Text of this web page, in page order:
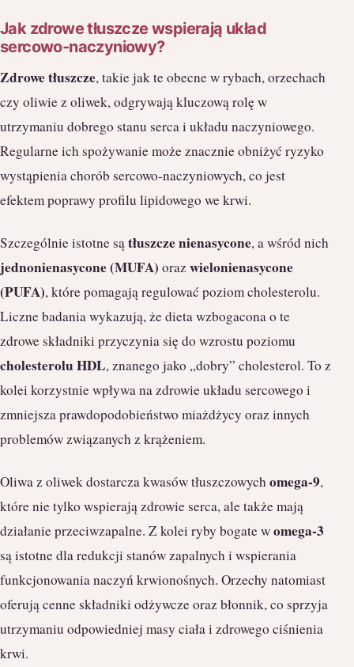
Jak zdrowe tłuszcze wspierają układ
sercowo-naczyniowy?
Zdrowe tłuszcze, takie jak te obecne w rybach, orzechach
czy oliwie z oliwek, odgrywają kluczową rolę w
utrzymaniu dobrego stanu serca i układu naczyniowego.
Regularne ich spożywanie może znacznie obniżyć ryzyko
wystąpienia chorób sercowo-naczyniowych, co jest
efektem poprawy profilu lipidowego we krwi.
Szczególnie istotne sątłuszcze nienasycone, a wśród nich
jednonienasycone (MUFA) orazwielonienasycone
(PUFA), które pomagają regulować poziom cholesterolu.
Liczne badania wykazują, że dieta wzbogacona o te
zdrowe składniki przyczynia się do wzrostu poziomu
cholesterolu HDL, znanego jako „dobry” cholesterol. To z
kolei korzystnie wpływa na zdrowie układu sercowego i
zmniejsza prawdopodobieństwo miażdżycy oraz innych
problemów związanych z krążeniem.
Oliwa z oliwek dostarcza kwasów tłuszczowychomega-9,
które nie tylko wspierają zdrowie serca, ale także mają
działanie przeciwzapalne. Z kolei ryby bogate womega-3
są istotne dla redukcji stanów zapalnych i wspierania
funkcjonowania naczyń krwionośnych. Orzechy natomiast
oferują cenne składniki odżywcze oraz błonnik, co sprzyja
utrzymaniu odpowiedniej masy ciała i zdrowego ciśnienia
krwi.